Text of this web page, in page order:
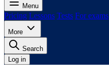
Menu
Pricing Lessons Tests For exams
More
Search
Log in